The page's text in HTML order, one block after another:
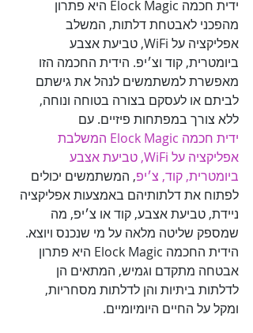
ידית חכמה Elock Magic היא פתרון
מהפכני לאבטחת דלתות, המשלב
אפליקציה על WiFi, טביעת אצבע
ביומטרית, קוד וצ׳יפ. הידית החכמה הזו
מאפשרת למשתמשים לנהל את גישתם
לביתם או לעסקם בצורה בטוחה ונוחה,
ללא צורך במפתחות פיזיים. עם
ידית חכמה Elock Magic המשלבת
אפליקציה על WiFi, טביעת אצבע
ביומטרית, קוד, צ׳יפ, המשתמשים יכולים
לפתוח את דלתותיהם באמצעות אפליקציה
ניידת, טביעת אצבע, קוד או צ׳יפ, מה
שמספק שליטה מלאה על מי שנכנס ויוצא.
הידית החכמה Elock Magic היא פתרון
אבטחה מתקדם וגמיש, המתאים הן
לדלתות ביתיות והן לדלתות מסחריות,
ומקל על החיים היומיומיים.